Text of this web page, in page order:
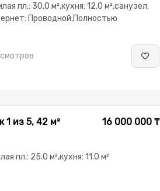
пл.: 30.0 м²,кухня: 12.0 м²,санузел:
Проводной,Полностью
замок,Видеодомофон,Неугловая
1 из 5, 42 м² 16 000 000 ₸
пл.: 25.0 м²,кухня: 11.0 м²